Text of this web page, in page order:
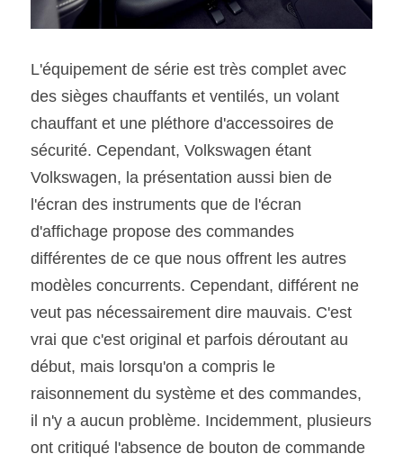
L'équipement de série est très complet avec
des sièges chauffants et ventilés, un volant
chauffant et une pléthore d'accessoires de
sécurité. Cependant, Volkswagen étant
Volkswagen, la présentation aussi bien de
l'écran des instruments que de l'écran
d'affichage propose des commandes
différentes de ce que nous offrent les autres
modèles concurrents. Cependant, différent ne
veut pas nécessairement dire mauvais. C'est
vrai que c'est original et parfois déroutant au
début, mais lorsqu'on a compris le
raisonnement du système et des commandes,
il n'y a aucun problème. Incidemment, plusieurs
ont critiqué l'absence de bouton de commande